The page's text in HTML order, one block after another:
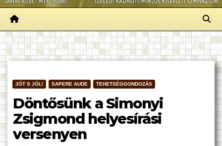
JÓT S JÓL! SAPERE AUDE TEHETSÉGGONDOZÁS
Döntősünk a Simonyi
Zsigmond helyesírási
versenyen